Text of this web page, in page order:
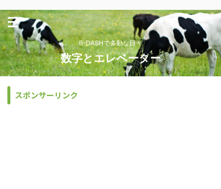
B-DASHで多動な日々
数字とエレベーター
スポンサーリンク